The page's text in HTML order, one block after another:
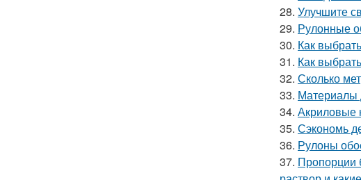
28. Улучшите
29. Рулонные
30. Как
31. Как
32. Сколько
33. Материалы
34. Акриловые
35. Сэкономь
36. Рулоны
37. Пропорции